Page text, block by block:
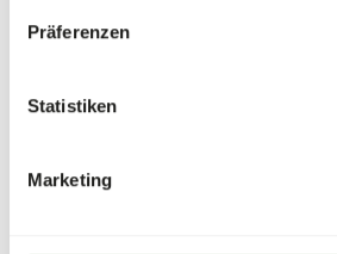
Präferenzen
Statistiken
Marketing
of grains without any added growth
chemicals.